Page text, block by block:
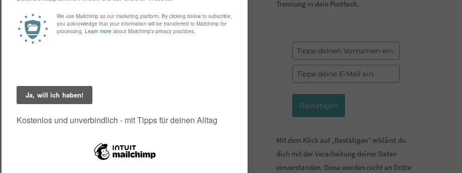
Trennung in dein Postfach.
Bestätigen
Mit dem Klick auf „Bestätigen“ erklärst du
dich mit der Verarbeitung deiner Daten
einverstanden. Diese werden nicht an Dritte